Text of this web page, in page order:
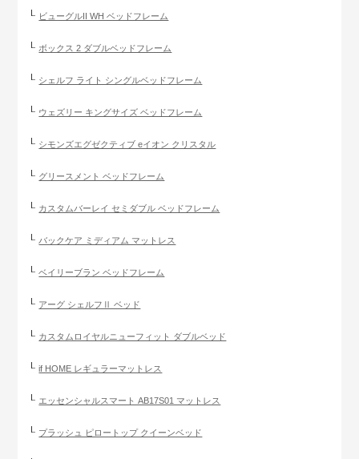
ビューグルII WH ベッドフレーム
ボックス 2 ダブルベッドフレーム
シェルフ ライト シングルベッドフレーム
ウェズリー キングサイズ ベッドフレーム
シモンズエグゼクティブ eイオン クリスタル
グリースメント ベッドフレーム
カスタムバーレイ セミダブル ベッドフレーム
バックケア ミディアム マットレス
ベイリーブラン ベッドフレーム
アーグ シェルフⅡ ベッド
カスタムロイヤルニューフィット ダブルベッド
if HOME レギュラーマットレス
エッセンシャルスマート AB17S01 マットレス
プラッシュ ピロートップ クイーンベッド